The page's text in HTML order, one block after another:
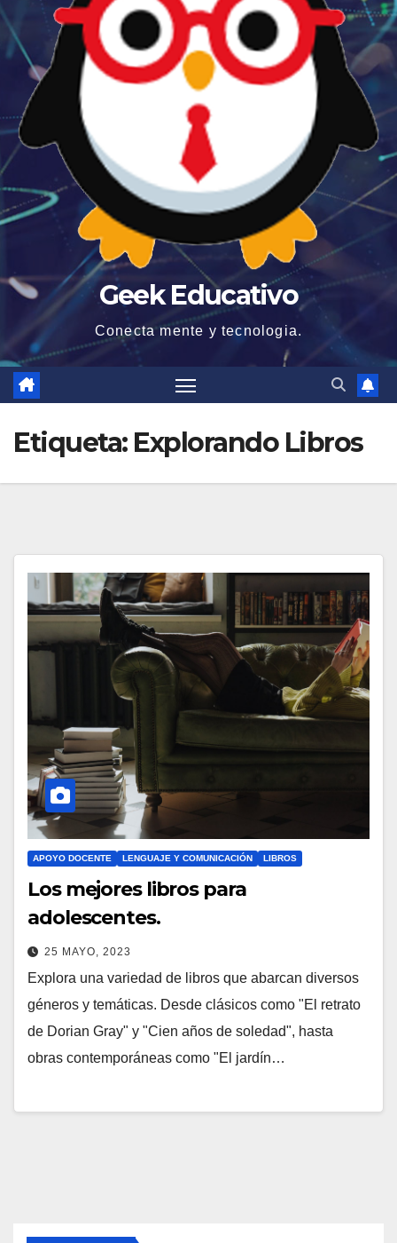
Geek Educativo
Conecta mente y tecnologia.
Etiqueta: Explorando Libros
APOYO DOCENTE LENGUAJE Y COMUNICACIÓN LIBROS
Los mejores libros para
adolescentes.
25 MAYO, 2023
Explora una variedad de libros que abarcan diversos
géneros y temáticas. Desde clásicos como "El retrato
de Dorian Gray" y "Cien años de soledad", hasta
obras contemporáneas como "El jardín…